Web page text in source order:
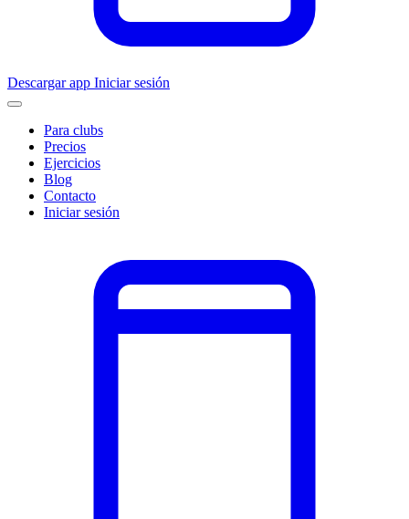
Descargar app Iniciar sesión
Para clubs
Precios
Ejercicios
Blog
Contacto
Iniciar sesión